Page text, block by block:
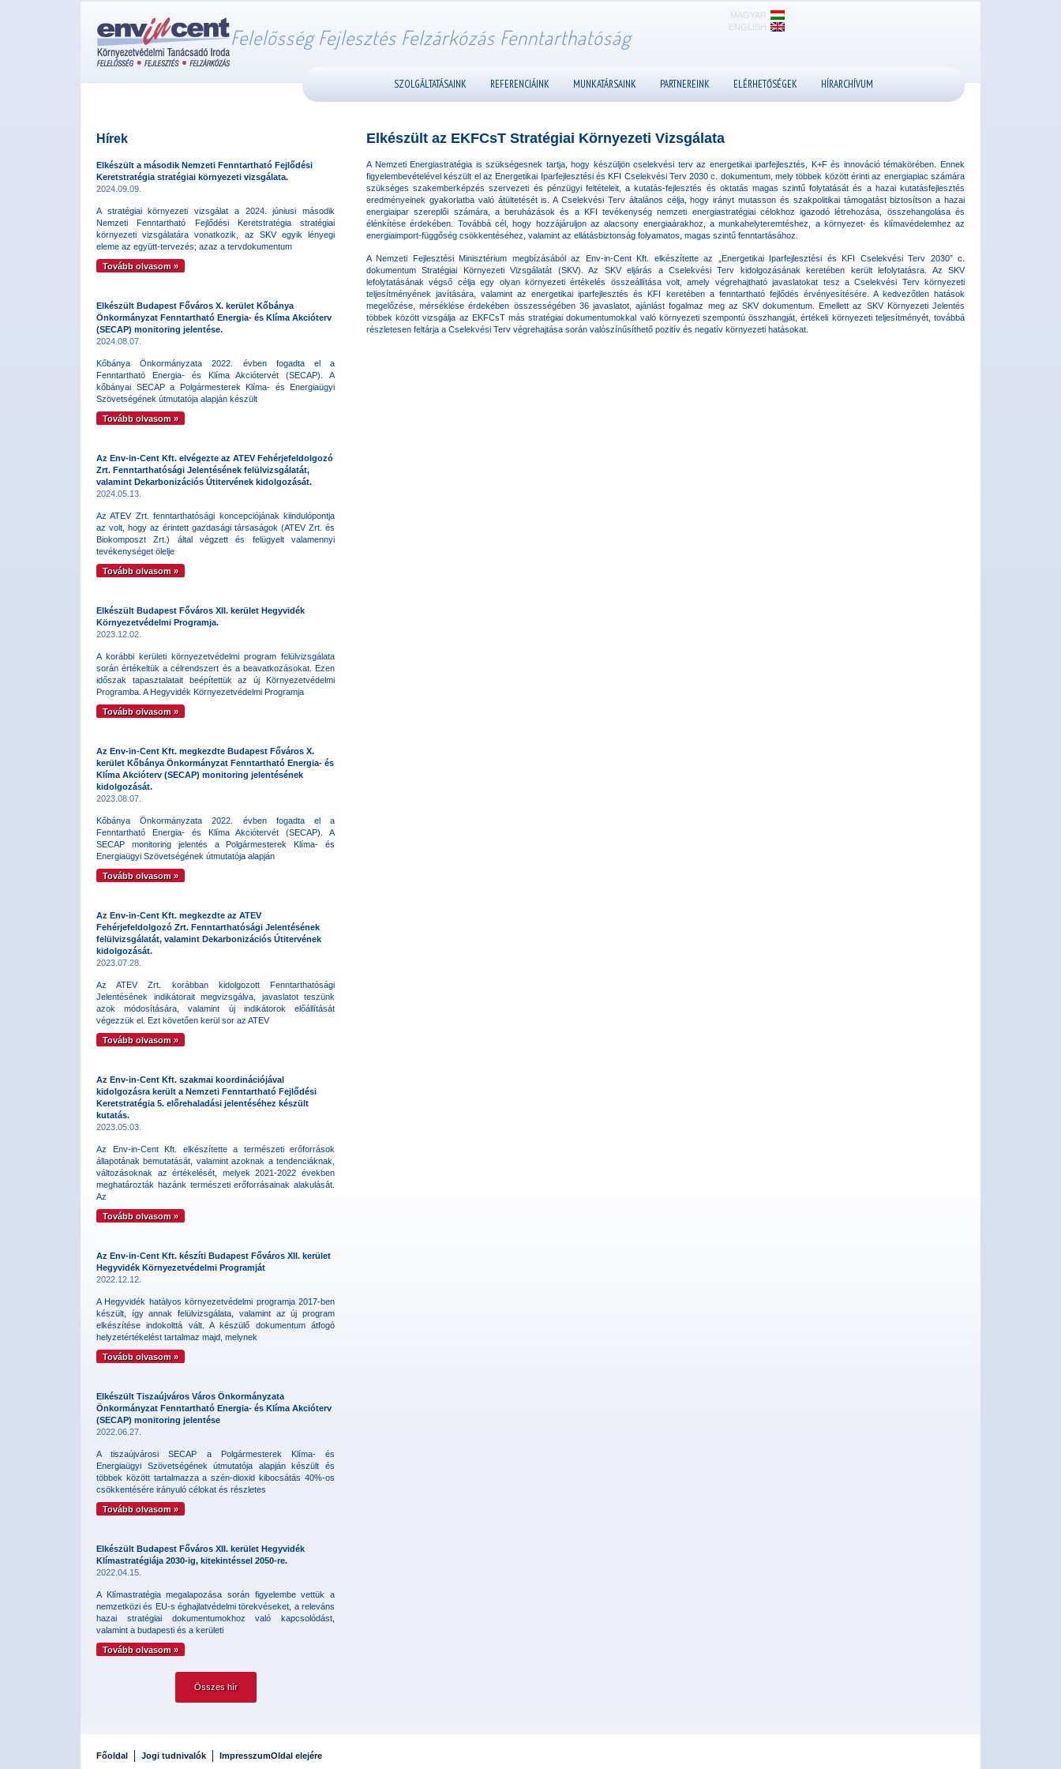
Felelősség Fejlesztés Felzárkózás Fenntarthatóság
MAGYAR
ENGLISH
SZOLGÁLTATÁSAINK REFERENCIÁINK MUNKATÁRSAINK PARTNEREINK ELÉRHETŐSÉGEK HÍRARCHÍVUM
Hírek
Elkészült a második Nemzeti Fenntartható Fejlődési
Keretstratégia stratégiai környezeti vizsgálata.
2024.09.09.
A stratégiai környezeti vizsgálat a 2024. júniusi második
Nemzeti Fenntartható Fejlődési Keretstratégia stratégiai
környezeti vizsgálatára vonatkozik, az SKV egyik lényegi
eleme az együtt-tervezés; azaz a tervdokumentum
Tovább olvasom »
Elkészült Budapest Főváros X. kerület Kőbánya
Önkormányzat Fenntartható Energia- és Klíma Akcióterv
(SECAP) monitoring jelentése.
2024.08.07.
Kőbánya Önkormányzata 2022. évben fogadta el a
Fenntartható Energia- és Klíma Akciótervét (SECAP). A
kőbányai SECAP a Polgármesterek Klíma- és Energiaügyi
Szövetségének útmutatója alapján készült
Tovább olvasom »
Az Env-in-Cent Kft. elvégezte az ATEV Fehérjefeldolgozó
Zrt. Fenntarthatósági Jelentésének felülvizsgálatát,
valamint Dekarbonizációs Útitervének kidolgozását.
2024.05.13.
Az ATEV Zrt. fenntarthatósági koncepciójának kiindulópontja
az volt, hogy az érintett gazdasági társaságok (ATEV Zrt. és
Biokomposzt Zrt.) által végzett és felügyelt valamennyi
tevékenységet ölelje
Tovább olvasom »
Elkészült Budapest Főváros XII. kerület Hegyvidék
Környezetvédelmi Programja.
2023.12.02.
A korábbi kerületi környezetvédelmi program felülvizsgálata
során értékeltük a célrendszert és a beavatkozásokat. Ezen
időszak tapasztalatait beépítettük az új Környezetvédelmi
Programba. A Hegyvidék Környezetvédelmi Programja
Tovább olvasom »
Az Env-in-Cent Kft. megkezdte Budapest Főváros X.
kerület Kőbánya Önkormányzat Fenntartható Energia- és
Klíma Akcióterv (SECAP) monitoring jelentésének
kidolgozását.
2023.08.07.
Kőbánya Önkormányzata 2022. évben fogadta el a
Fenntartható Energia- és Klíma Akciótervét (SECAP). A
SECAP monitoring jelentés a Polgármesterek Klíma- és
Energiaügyi Szövetségének útmutatója alapján
Tovább olvasom »
Az Env-in-Cent Kft. megkezdte az ATEV
Fehérjefeldolgozó Zrt. Fenntarthatósági Jelentésének
felülvizsgálatát, valamint Dekarbonizációs Útitervének
kidolgozását.
2023.07.28.
Az ATEV Zrt. korábban kidolgozott Fenntarthatósági
Jelentésének indikátorait megvizsgálva, javaslatot teszünk
azok módosítására, valamint új indikátorok előállítását
végezzük el. Ezt követően kerül sor az ATEV
Tovább olvasom »
Az Env-in-Cent Kft. szakmai koordinációjával
kidolgozásra került a Nemzeti Fenntartható Fejlődési
Keretstratégia 5. előrehaladási jelentéséhez készült
kutatás.
2023.05.03.
Az Env-in-Cent Kft. elkészítette a természeti erőforrások
állapotának bemutatását, valamint azoknak a tendenciáknak,
változásoknak az értékelését, melyek 2021-2022 években
meghatározták hazánk természeti erőforrásainak alakulását.
Az
Tovább olvasom »
Az Env-in-Cent Kft. készíti Budapest Főváros XII. kerület
Hegyvidék Környezetvédelmi Programját
2022.12.12.
A Hegyvidék hatályos környezetvédelmi programja 2017-ben
készült, így annak felülvizsgálata, valamint az új program
elkészítése indokolttá vált. A készülő dokumentum átfogó
helyzetértékelést tartalmaz majd, melynek
Tovább olvasom »
Elkészült Tiszaújváros Város Önkormányzata
Önkormányzat Fenntartható Energia- és Klíma Akcióterv
(SECAP) monitoring jelentése
2022.06.27.
A tiszaújvárosi SECAP a Polgármesterek Klíma- és
Energiaügyi Szövetségének útmutatója alapján készült és
többek között tartalmazza a szén-dioxid kibocsátás 40%-os
csökkentésére irányuló célokat és részletes
Tovább olvasom »
Elkészült Budapest Főváros XII. kerület Hegyvidék
Klímastratégiája 2030-ig, kitekintéssel 2050-re.
2022.04.15.
A Klímastratégia megalapozása során figyelembe vettük a
nemzetközi és EU-s éghajlatvédelmi törekvéseket, a releváns
hazai stratégiai dokumentumokhoz való kapcsolódást,
valamint a budapesti és a kerületi
Tovább olvasom »
Összes hír
Elkészült az EKFCsT Stratégiai Környezeti Vizsgálata
A Nemzeti Energiastratégia is szükségesnek tartja, hogy készüljön cselekvési terv az energetikai iparfejlesztés, K+F és innováció témakörében. Ennek
figyelembevételével készült el az Energetikai Iparfejlesztési és KFI Cselekvési Terv 2030 c. dokumentum, mely többek között érinti az energiapiac számára
szükséges szakemberképzés szervezeti és pénzügyi feltételeit, a kutatás-fejlesztés és oktatás magas szintű folytatását és a hazai kutatásfejlesztés
eredményeinek gyakorlatba való átültetését is. A Cselekvési Terv általános célja, hogy irányt mutasson és szakpolitikai támogatást biztosítson a hazai
energiaipar szereplői számára, a beruházások és a KFI tevékenység nemzeti energiastratégiai célokhoz igazodó létrehozása, összehangolása és
élénkítése érdekében. Továbbá cél, hogy hozzájáruljon az alacsony energiaárakhoz, a munkahelyteremtéshez, a környezet- és klímavédelemhez az
energiaimport-függőség csökkentéséhez, valamint az ellátásbiztonság folyamatos, magas szintű fenntartásához.
A Nemzeti Fejlesztési Minisztérium megbízásából az Env-in-Cent Kft. elkészítette az „Energetikai Iparfejlesztési és KFI Cselekvési Terv 2030” c.
dokumentum Stratégiai Környezeti Vizsgálatát (SKV). Az SKV eljárás a Cselekvési Terv kidolgozásának keretében került lefolytatásra. Az SKV
lefolytatásának végső célja egy olyan környezeti értékelés összeállítása volt, amely végrehajtható javaslatokat tesz a Cselekvési Terv környezeti
teljesítményének javítására, valamint az energetikai iparfejlesztés és KFI keretében a fenntartható fejlődés érvényesítésére. A kedvezőtlen hatások
megelőzése, mérséklése érdekében összességében 36 javaslatot, ajánlást fogalmaz meg az SKV dokumentum. Emellett az SKV Környezeti Jelentés
többek között vizsgálja az EKFCsT más stratégiai dokumentumokkal való környezeti szempontú összhangját, értékeli környezeti teljesítményét, továbbá
részletesen feltárja a Cselekvési Terv végrehajtása során valószínűsíthető pozitív és negatív környezeti hatásokat.
Főoldal Jogi tudnivalók ImpresszumOldal elejére